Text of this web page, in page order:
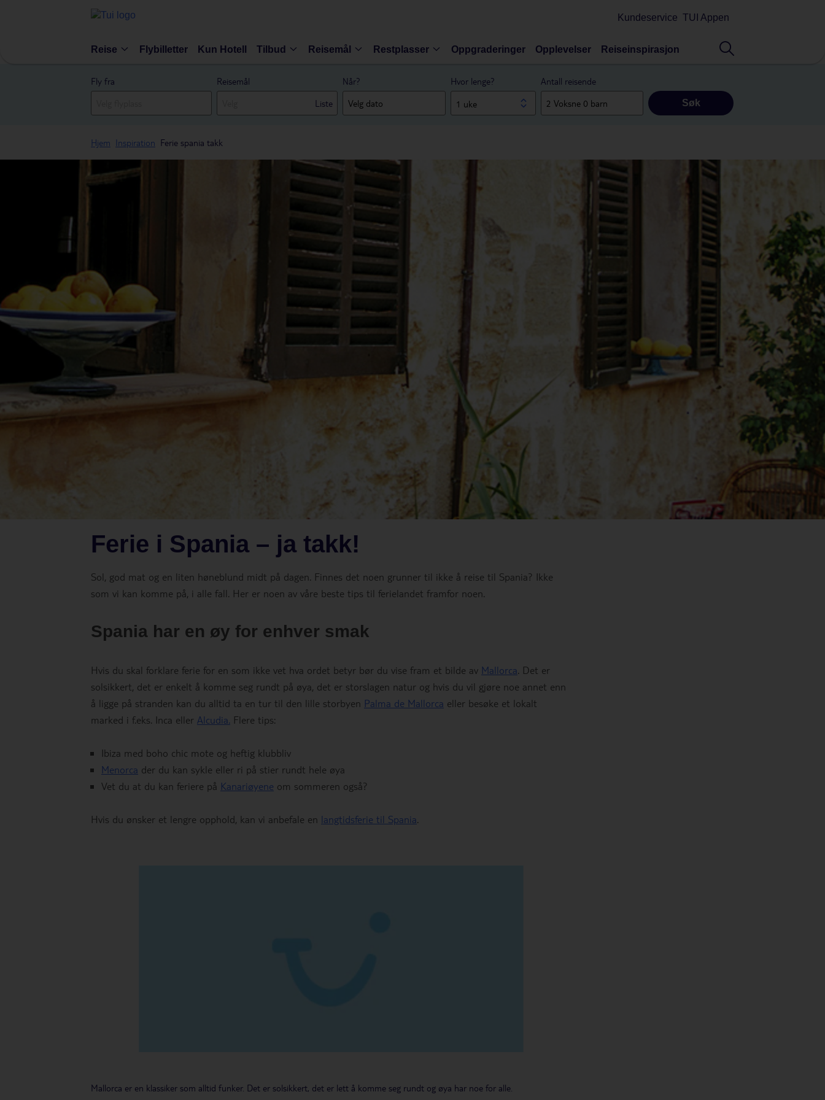
Kundeservice TUI Appen
Reise Flybilletter Kun Hotell Tilbud Reisemål Restplasser Oppgraderinger Opplevelser Reiseinspirasjon
Fly fra
Reisemål
Liste
Når? Hvor lenge?
1 uke
Antall reisende
Søk
Hjem Inspiration Ferie spania takk
Ferie i Spania – ja takk!
Sol, god mat og en liten høneblund midt på dagen. Finnes det noen grunner til ikke å reise til Spania? Ikke
som vi kan komme på, i alle fall. Her er noen av våre beste tips til ferielandet framfor noen.
Spania har en øy for enhver smak
Hvis du skal forklare ferie for en som ikke vet hva ordet betyr bør du vise fram et bilde av Mallorca. Det er
solsikkert, det er enkelt å komme seg rundt på øya, det er storslagen natur og hvis du vil gjøre noe annet enn
å ligge på stranden kan du alltid ta en tur til den lille storbyen Palma de Mallorca eller besøke et lokalt
marked i f.eks. Inca eller Alcudia. Flere tips:
Ibiza med boho chic mote og heftig klubbliv
Menorca der du kan sykle eller ri på stier rundt hele øya
Vet du at du kan feriere på Kanariøyene om sommeren også?
Hvis du ønsker et lengre opphold, kan vi anbefale en langtidsferie til Spania.
Mallorca er en klassiker som alltid funker. Det er solsikkert, det er lett å komme seg rundt og øya har noe for alle.